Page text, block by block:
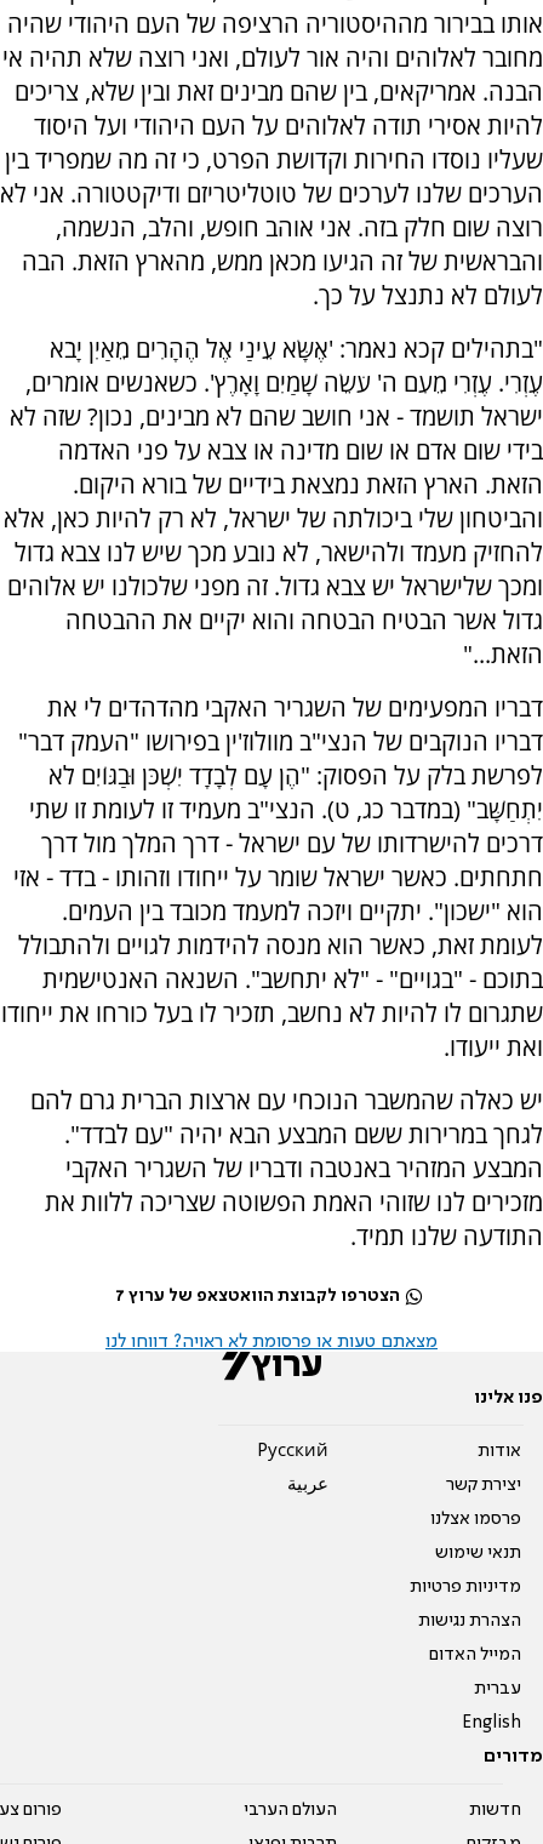
אותו בבירור מההיסטוריה הרציפה של העם היהודי שהיה
מחובר לאלוהים והיה אור לעולם, ואני רוצה שלא תהיה אי
הבנה. אמריקאים, בין שהם מבינים זאת ובין שלא, צריכים
להיות אסירי תודה לאלוהים על העם היהודי ועל היסוד
שעליו נוסדו החירות וקדושת הפרט, כי זה מה שמפריד בין
הערכים שלנו לערכים של טוטליטריזם ודיקטטורה. אני לא
רוצה שום חלק בזה. אני אוהב חופש, והלב, הנשמה,
והבראשית של זה הגיעו מכאן ממש, מהארץ הזאת. הבה
לעולם לא נתנצל על כך.
"בתהילים קכא נאמר: 'אֶשָּׂא עֵינַי אֶל הֶהָרִים מֵאַיִן יָבֹא
עֶזְרִי. עֶזְרִי מֵעִם ה' עֹשֵׂה שָׁמַיִם וָאָרֶץ'. כשאנשים אומרים,
ישראל תושמד - אני חושב שהם לא מבינים, נכון? שזה לא
בידי שום אדם או שום מדינה או צבא על פני האדמה
הזאת. הארץ הזאת נמצאת בידיים של בורא היקום.
והביטחון שלי ביכולתה של ישראל, לא רק להיות כאן, אלא
להחזיק מעמד ולהישאר, לא נובע מכך שיש לנו צבא גדול
ומכך שלישראל יש צבא גדול. זה מפני שלכולנו יש אלוהים
גדול אשר הבטיח הבטחה והוא יקיים את ההבטחה
הזאת..."
דבריו המפעימים של השגריר האקבי מהדהדים לי את
דבריו הנוקבים של הנצי"ב מוולוז'ין בפירושו "העמק דבר"
לפרשת בלק על הפסוק: "הֶן עָם לְבָדָד יִשְׁכֹּן וּבַגּוֹיִם לֹא
יִתְחַשָּׁב" (במדבר כג, ט). הנצי"ב מעמיד זו לעומת זו שתי
דרכים להישרדותו של עם ישראל - דרך המלך מול דרך
חתחתים. כאשר ישראל שומר על ייחודו וזהותו - בדד - אזי
הוא "ישכון". יתקיים ויזכה למעמד מכובד בין העמים.
לעומת זאת, כאשר הוא מנסה להידמות לגויים ולהתבולל
בתוכם - "בגויים" - "לא יתחשב". השנאה האנטישמית
שתגרום לו להיות לא נחשב, תזכיר לו בעל כורחו את ייחודו
ואת ייעודו.
יש כאלה שהמשבר הנוכחי עם ארצות הברית גרם להם
לגחך במרירות ששם המבצע הבא יהיה "עם לבדד".
המבצע המזהיר באנטבה ודבריו של השגריר האקבי
מזכירים לנו שזוהי האמת הפשוטה שצריכה ללוות את
התודעה שלנו תמיד.
הצטרפו לקבוצת הוואטצאפ של ערוץ 7
מצאתם טעות או פרסומת לא ראויה? דווחו לנו
פנו אלינו
אודות
יצירת קשר
פרסמו אצלנו
תנאי שימוש
מדיניות פרטיות
הצהרת נגישות
המייל האדום
עברית
English
Pусский
عربية
מדורים
חדשות
העולם הערבי
פורום